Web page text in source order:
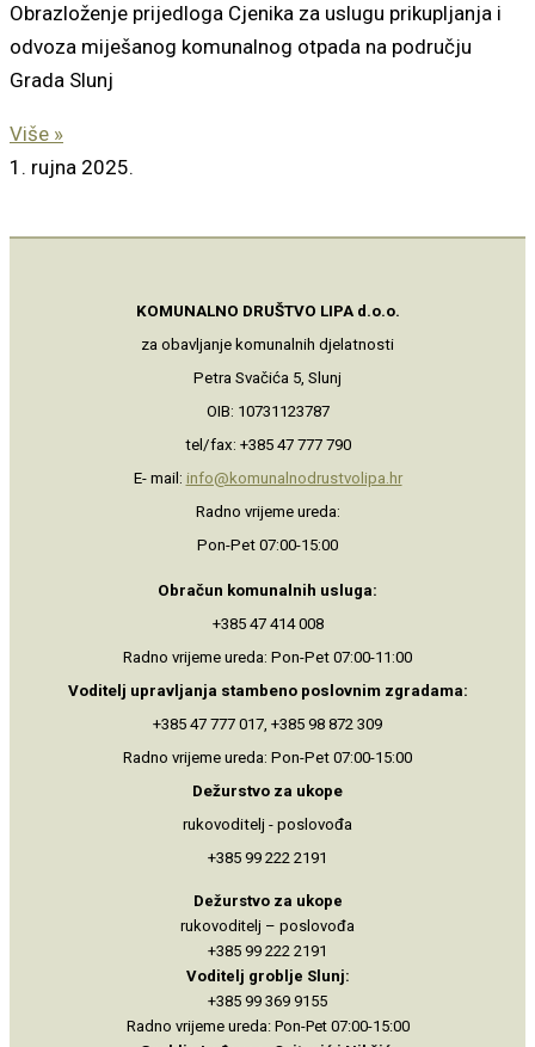
Obrazloženje prijedloga Cjenika za uslugu prikupljanja i
odvoza miješanog komunalnog otpada na području
Grada Slunj
Više »
1. rujna 2025.
KOMUNALNO DRUŠTVO LIPA d.o.o.
za obavljanje komunalnih djelatnosti
Petra Svačića 5, Slunj
OIB: 10731123787
tel/fax: +385 47 777 790
E- mail: info@komunalnodrustvolipa.hr
Radno vrijeme ureda:
Pon-Pet 07:00-15:00
Obračun komunalnih usluga:
+385 47 414 008
Radno vrijeme ureda: Pon-Pet 07:00-11:00
Voditelj upravljanja stambeno poslovnim zgradama:
+385 47 777 017, +385 98 872 309
Radno vrijeme ureda: Pon-Pet 07:00-15:00
Dežurstvo za ukope
rukovoditelj - poslovođa
+385 99 222 2191
Dežurstvo za ukope
rukovoditelj – poslovođa
+385 99 222 2191
Voditelj groblje Slunj:
+385 99 369 9155
Radno vrijeme ureda: Pon-Pet 07:00-15:00